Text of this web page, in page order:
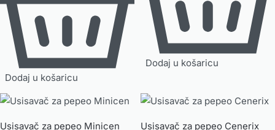
Dodaj u košaricu
Dodaj u košaricu
Usisavač za pepeo Minicen Usisavač za pepeo Cenerix